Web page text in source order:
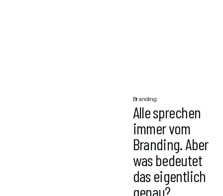
Branding
Alle sprechen
immer vom
Branding. Aber
was bedeutet
das eigentlich
genau?